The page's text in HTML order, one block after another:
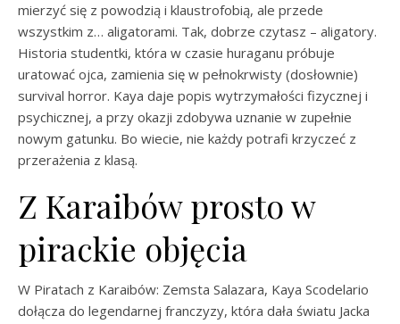
mierzyć się z powodzią i klaustrofobią, ale przede
wszystkim z… aligatorami. Tak, dobrze czytasz – aligatory.
Historia studentki, która w czasie huraganu próbuje
uratować ojca, zamienia się w pełnokrwisty (dosłownie)
survival horror. Kaya daje popis wytrzymałości fizycznej i
psychicznej, a przy okazji zdobywa uznanie w zupełnie
nowym gatunku. Bo wiecie, nie każdy potrafi krzyczeć z
przerażenia z klasą.
Z Karaibów prosto w
pirackie objęcia
W Piratach z Karaibów: Zemsta Salazara, Kaya Scodelario
dołącza do legendarnej franczyzy, która dała światu Jacka